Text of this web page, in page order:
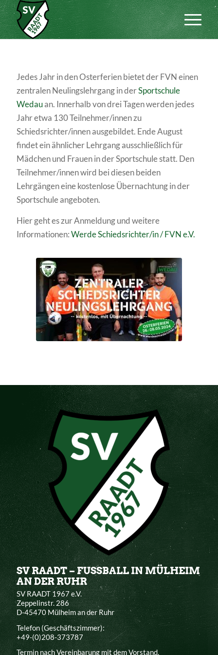
Jedes Jahr in den Osterferien bietet der FVN einen
zentralen Neulingslehrgang in derSportschule
Wedauan. Innerhalb von drei Tagen werden jedes
Jahr etwa 130 Teilnehmer/innen zu
Schiedsrichter/innen ausgebildet. Ende August
findet ein ähnlicher Lehrgang ausschließlich für
Mädchen und Frauen in der Sportschule statt. Den
Teilnehmer/innen wird bei diesen beiden
Lehrgängen eine kostenlose Übernachtung in der
Sportschule angeboten.
Hier geht es zur Anmeldung und weitere
Informationen:Werde Schiedsrichter/in / FVN e.V.
SV RAADT – FUSSBALL IN MÜLHEIM
AN DER RUHR
SV RAADT 1967 e.V.
Zeppelinstr. 286
D-45470 Mülheim an der Ruhr
Telefon (Geschäftszimmer):
+49-(0)208-373787
Termin nach Vereinbarung mit dem Vorstand.